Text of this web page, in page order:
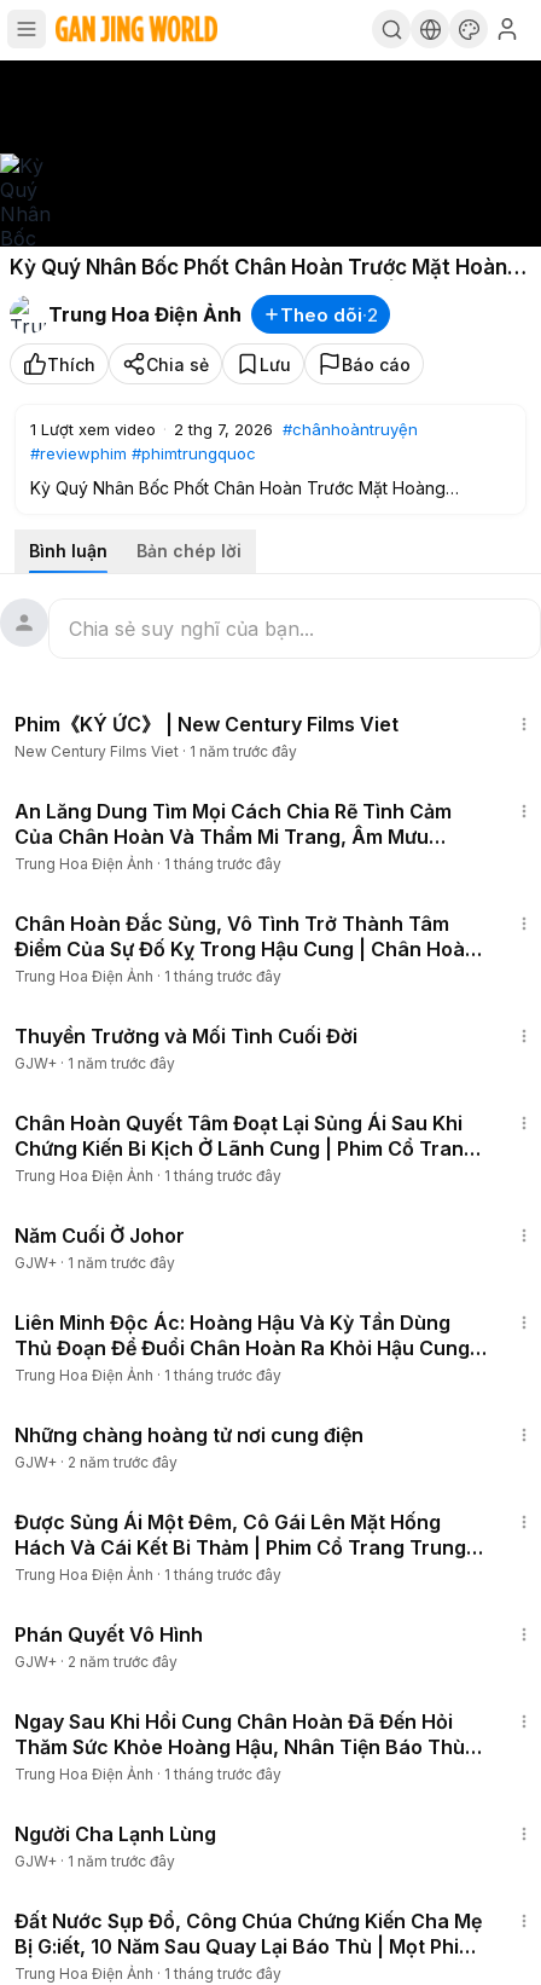
Kỳ Quý Nhân Bốc Phốt Chân Hoàn Trước Mặt Hoàng
Thượng, Ai Ngờ Tự Đào Hố Chôn Mình | Chân Hoàn
TruyệnTrung Hoa Điện Ảnh Theo dõi·2
Thích Chia sẻ Lưu Báo cáo
1 Lượt xem video · 2 thg 7, 2026 #chânhoàntruyện
#reviewphim #phimtrungquoc
Kỳ Quý Nhân Bốc Phốt Chân Hoàn Trước Mặt Hoàng
❖ Tên phim: HẬU CUNG CHÂN HOÀN TRUYỆN
mang thai trong thời gian ở ngoài cung, lại thường xuyên
được Ôn Thực Sơ thăm khám, ngụ ý hai hài tử có lai lịch
triều đình chấn động. Hoàng Thượng tức giận, yêu cầu làm
rõ, vì Lục A Ca liên quan trực tiếp tới giang sơn xã tắc...
#chânhoàntruyện #reviewphim #phimtrungquoc
#phimmoi #haucung #haucungchanhoantruyen
#minguyettruyen #mịnguyệttruyện
#phimhay2026
#phimbotrungquoc #phimlồngtiếng
#phimbo2026 #phimhay #phimhaucung #phimcungdau
#phimcotrang
#phimtinhcam #phimngontinh
Bình luận Bản chép lời
Phim《KÝ ỨC》 | New Century Films Viet
New Century Films Viet · 1 năm trước đây
An Lăng Dung Tìm Mọi Cách Chia Rẽ Tình Cảm
Của Chân Hoàn Và Thẩm Mi Trang, Âm Mưu
Tranh Sủng #phim4k
Trung Hoa Điện Ảnh · 1 tháng trước đây
Chân Hoàn Đắc Sủng, Vô Tình Trở Thành Tâm
Điểm Của Sự Đố Kỵ Trong Hậu Cung | Chân Hoàn
Truyện
Trung Hoa Điện Ảnh · 1 tháng trước đây
Thuyền Trưởng và Mối Tình Cuối Đời
GJW+ · 1 năm trước đây
Chân Hoàn Quyết Tâm Đoạt Lại Sủng Ái Sau Khi
Chứng Kiến Bi Kịch Ở Lãnh Cung | Phim Cổ Trang
4K
Trung Hoa Điện Ảnh · 1 tháng trước đây
Năm Cuối Ở Johor
GJW+ · 1 năm trước đây
Liên Minh Độc Ác: Hoàng Hậu Và Kỳ Tần Dùng
Thủ Đoạn Để Đuổi Chân Hoàn Ra Khỏi Hậu Cung
#phim4k
Trung Hoa Điện Ảnh · 1 tháng trước đây
Những chàng hoàng tử nơi cung điện
GJW+ · 2 năm trước đây
Được Sủng Ái Một Đêm, Cô Gái Lên Mặt Hống
Hách Và Cái Kết Bi Thảm | Phim Cổ Trang Trung
Quốc
Trung Hoa Điện Ảnh · 1 tháng trước đây
Phán Quyết Vô Hình
GJW+ · 2 năm trước đây
Ngay Sau Khi Hồi Cung Chân Hoàn Đã Đến Hỏi
Thăm Sức Khỏe Hoàng Hậu, Nhân Tiện Báo Thù
Luôn
Trung Hoa Điện Ảnh · 1 tháng trước đây
Người Cha Lạnh Lùng
GJW+ · 1 năm trước đây
Đất Nước Sụp Đổ, Công Chúa Chứng Kiến Cha Mẹ
Bị G:iết, 10 Năm Sau Quay Lại Báo Thù | Mọt Phim
Hay
Trung Hoa Điện Ảnh · 1 tháng trước đây